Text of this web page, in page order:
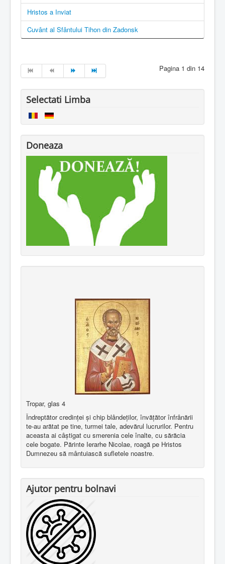
Hristos a Inviat
Cuvânt al Sfântului Tihon din Zadonsk
Pagina 1 din 14
Selectati Limba
Doneaza
Tropar, glas 4
Îndreptător credinţei şi chip blândeţilor, învăţător înfrânării
te-au arătat pe tine, turmei tale, adevărul lucrurilor. Pentru
aceasta ai câştigat cu smerenia cele înalte, cu sărăcia
cele bogate. Părinte Ierarhe Nicolae, roagă pe Hristos
Dumnezeu să mântuiască sufletele noastre.
Ajutor pentru bolnavi